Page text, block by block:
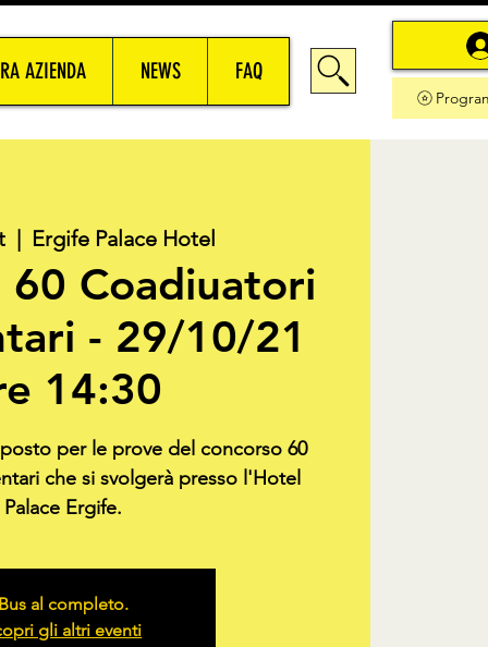
AZIENDA NEWS FAQ
  |
Ergife Palace Hotel
60 Coadiuatori
- 29/10/21
14:30
per le prove del concorso 60
che si svolgerà presso l'Hotel
Palace Ergife.
Bus al completo.
gli altri eventi